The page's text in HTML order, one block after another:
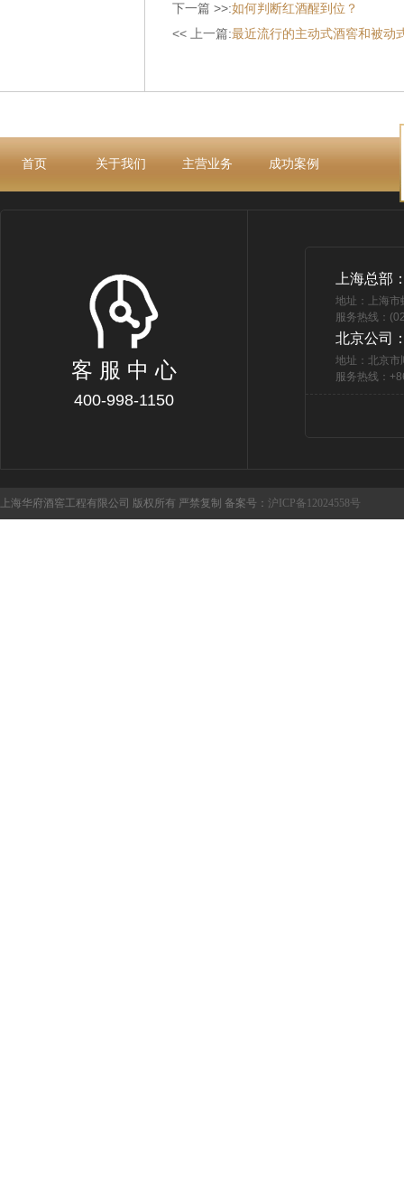
下一篇 >>:如何判断红酒醒到位？
<< 上一篇:最近流行的主动式酒窖和被动
首页 关于我们 主营业务 成功案例
客 服 中 心
400-998-1150
上海总部
地址：上海
服务热线：
北京公司
地址：北京市
服务热线：
上海华府酒窖工程有限公司 版权所有 严禁复制 备案号： 沪ICP备12024558号